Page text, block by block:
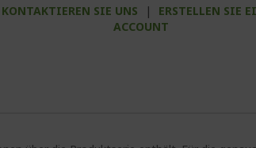
KONTAKTIEREN SIE UNS |
ERSTELLEN SIE
ACCOUNT